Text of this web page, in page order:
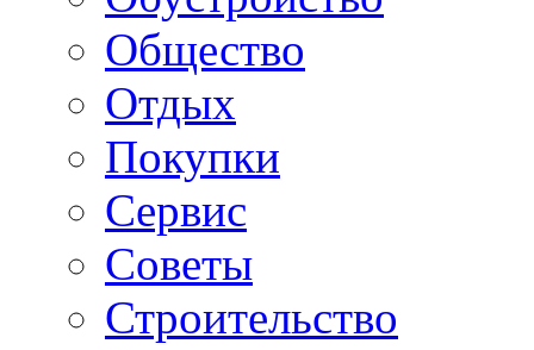
Общество
Отдых
Покупки
Сервис
Советы
Строительство